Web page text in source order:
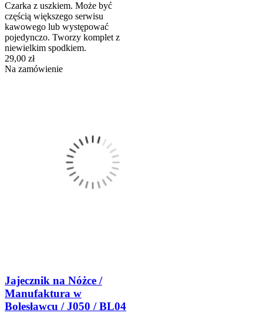
Czarka z uszkiem. Może być
częścią większego serwisu
kawowego lub występować
pojedynczo. Tworzy komplet z
niewielkim spodkiem.
29,00 zł
Na zamówienie
Jajecznik na Nóżce /
Manufaktura w
Bolesławcu / J050 / BL04